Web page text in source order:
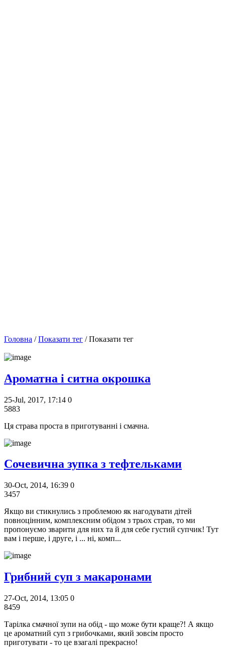
Головна /Показати тег / Показати тег
Ароматна і ситна окрошка
25-Jul, 2017, 17:14 0
5883
Ця страва проста в приготуванні і смачна.
Сочевична зупка з тефтельками
30-Oct, 2014, 16:39 0
3457
Якщо ви стикнулись з проблемою як нагодувати дітей
повноцінним, комплексним обідом з трьох страв, то ми
пропонуємо зварити для них та й для себе густий супчик! Тут
вам і перше, і друге, і ... ні, комп...
Грибний суп з макаронами
27-Oct, 2014, 13:05 0
8459
Тарілка смачної зупи на обід - що може бути краще?! А якщо
це ароматний суп з грибочками, який зовсім просто
приготувати - то це взагалі прекрасно!